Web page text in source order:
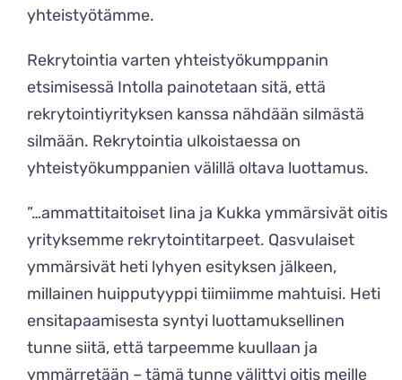
yhteistyötämme.
Rekrytointia varten yhteistyökumppanin
etsimisessä Intolla painotetaan sitä, että
rekrytointiyrityksen kanssa nähdään silmästä
silmään. Rekrytointia ulkoistaessa on
yhteistyökumppanien välillä oltava luottamus.
”…ammattitaitoiset Iina ja Kukka ymmärsivät oitis
yrityksemme rekrytointitarpeet. Qasvulaiset
ymmärsivät heti lyhyen esityksen jälkeen,
millainen huipputyyppi tiimiimme mahtuisi. Heti
ensitapaamisesta syntyi luottamuksellinen
tunne siitä, että tarpeemme kuullaan ja
ymmärretään – tämä tunne välittyi oitis meille